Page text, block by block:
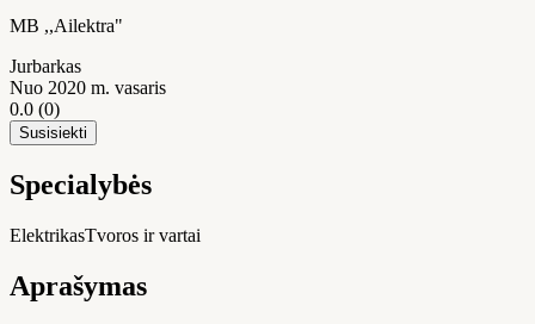
MB ,,Ailektra"
Jurbarkas
Nuo 2020 m. vasaris
0.0 (0)
Susisiekti
Specialybės
ElektrikasTvoros ir vartai
Aprašymas